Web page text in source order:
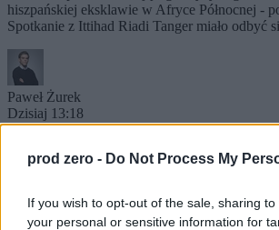
prod zero - Do Not Process My
If you wish to opt-out of the sale, sharing
your personal or sensitive information for
hiszpańskiej eksklawie w Afryce Północnej -
Spotkanie z Ittihad Riadi Tanger miało odbyć
Paweł Żurek
Dzisiaj 13:18
2 min
Kraj